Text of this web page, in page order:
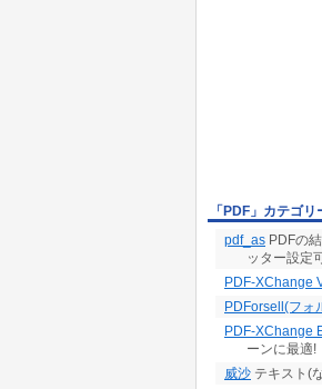
「PDF」カテゴ
pdf_as PDFの
ッター設定
PDF-XChange
PDForsell(フォ
PDF-XChange
ーンに最適!
威沙 テキスト(